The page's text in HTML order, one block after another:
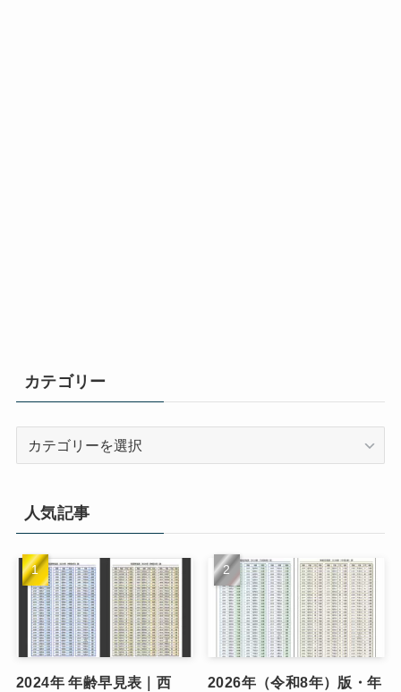
カテゴリー
ー
人気記事
2024年 年齢早見表｜西
2026年（令和8年）版・年